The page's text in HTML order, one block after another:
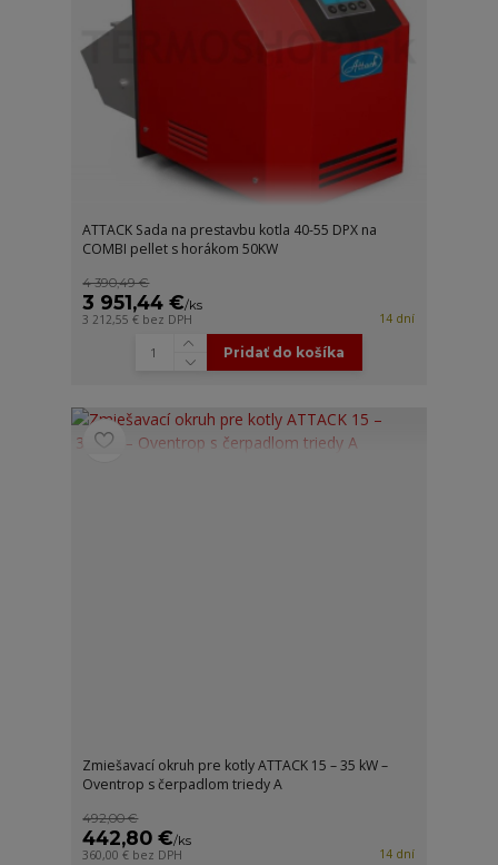
ATTACK Sada na prestavbu kotla 40-55 DPX na
COMBI pellet s horákom 50KW
4 390,49 €
3 951,44 €/ks
3 212,55 € bez DPH 14 dní
Pridať do košíka
Zmiešavací okruh pre kotly ATTACK 15 – 35 kW –
Oventrop s čerpadlom triedy A
492,00 €
442,80 €/ks
360,00 € bez DPH 14 dní